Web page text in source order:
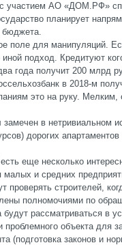
с участием АО «ДОМ.РФ»
планирует
бюджета.
поле для манипуляций.
подход. Кредитуют
года получит 200 млрд
в 2018-м
это на руку.
в нетривиальном
дорогих
еще несколько
и средних
строителей,
полномочиями по
рассматриваться в
проблемного объекта для
(подготовка законов и